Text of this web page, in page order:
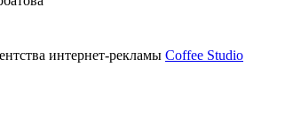
интернет-рекламы Coffee Studio